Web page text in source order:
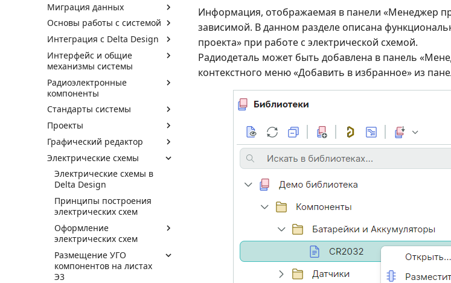
Миграция данных
Основы работы с системой
Интеграция с Delta Design
Интерфейс и общие
механизмы системы
Радиоэлектронные
компоненты
Стандарты системы
Проекты
Графический редактор
Электрические схемы
Электрические схемы в
Delta Design
Принципы построения
электрических схем
Оформление
электрических схем
Размещение УГО
компонентов на листах
Э3
Информация, отображаемая в панели «Менеджер
зависимой. В данном разделе описана
проекта» при работе с электрической схемой.
Радиодеталь может быть добавлена в панель
контекстного меню «Добавить в избранное» из